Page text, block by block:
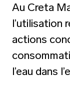
Au Creta
l’utilisation
actions
l’eau dans